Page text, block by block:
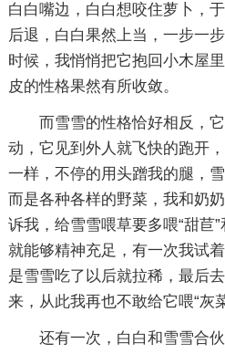
白白嘴边，白白想咬住萝卜，
后退，白白果然上当，一步一
时候，我悄悄把它抱回小木屋
皮的性格果然有所收敛。
而雪雪的性格恰好相反，
动，它见到外人就飞快的跑开
一样，不停的用头蹭我的腿，
而是各种各样的野菜，我和奶
诉我，给雪雪喂草要多喂“甜苣
就能够精神充足，有一次我试
是雪雪吃了以后就拉稀，最后
来，从此我再也不敢给它喂“灰菜
还有一次，白白和雪雪合